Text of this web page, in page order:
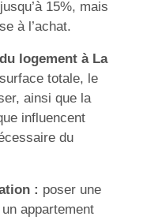
15%, mais
à l’achat.
logement à La
totale, le
ainsi que la
influencent
du
: poser une
appartement